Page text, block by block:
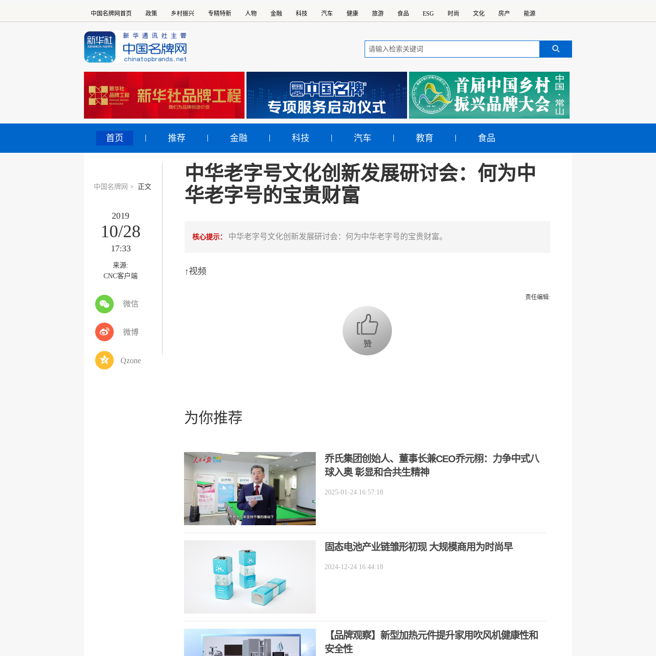
中国名牌网首页 政策 乡村振兴 专精特新 人物 金融 科技 汽车 健康 旅游 食品 ESG 时尚 文化 房产 能源
首页 推荐 金融 科技 汽车 教育 食品
中国名牌网 > 正文
2019
10/28
17:33
来源:
CNC客户端
微信
微博
Qzone
中华老字号文化创新发展研讨会：何为中
华老字号的宝贵财富
核心提示： 中华老字号文化创新发展研讨会：何为中华老字号的宝贵财富。
↑视频
责任编辑:
为你推荐
乔氏集团创始人、董事长兼CEO乔元栩：力争中式八
球入奥 彰显和合共生精神
2025-01-24 16:57:18
固态电池产业链雏形初现 大规模商用为时尚早
2024-12-24 16:44:18
【品牌观察】新型加热元件提升家用吹风机健康性和
安全性